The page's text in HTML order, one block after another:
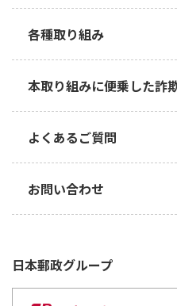
ご契約内容の確認
お客さまに関する情報
各種サービス・お知らせ
かんぽプラチナライフ
ご契約のしおり・約款
お問い合わせ
ご契約手続きの流れ
お問い合わせ
すこやか健康ラボ
かんぽブランド
かんぽ生命のサステナビ
お客さまの声／お客さ
各種取り組み
本取り組みに便乗した詐
よくあるご質問
お問い合わせ
日本郵政グループ